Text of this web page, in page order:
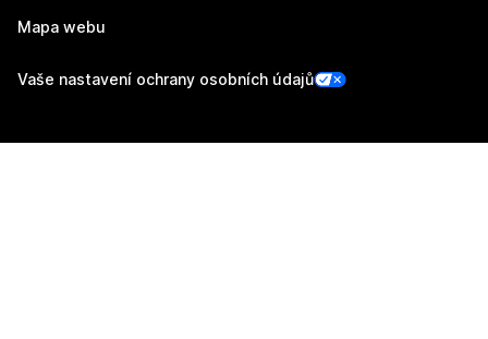
Mapa webu
Vaše nastavení ochrany osobních údajů